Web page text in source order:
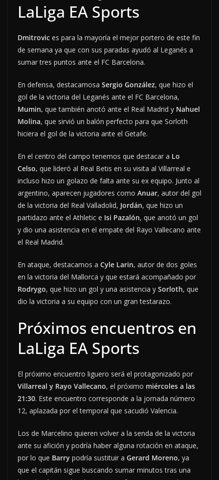
LaLiga EA Sports
Dmitrovic es para la mayoría el mejor portero de este fin
de semana ya que con sus paradas ayudó al Leganés a
sumar tres puntos ante el FC Barcelona.
En defensa, destacamosa Sergio González, que hizo el
gol de la victoria del Leganés ante el FC Barcelona,
Mumin, que también anotó ante el Real Madrid y Nahuel
Molina, que sirvió un balón perfecto para que Sorloth
hiciera el gol de la victoria ante el Getafe.
En el centro del campo tenemos que destacar a Lo
Celso, que lideró al Real Betis en su visita al Villarreal e
incluso hizo un golazo de falta ante su ex equipo. Junto al
argentino, aparecen jugadores como Anuar, autor del gol
de la victoria del Real Valladolid, Jordán, que hizo un
partidazo ante el Athletic e Isi Pazalón, que anotó un gol
y dio una asistencia en el empate del Rayo Vallecano ante
el Real Madrid.
En ataque, destacamos a Cyle Larin, autor de dos goles
en la victoria del Mallorca y que estará acompañado por
Rodrygo, que hizo un gol y una asistencia y Sorloth, que
dio la victoria a su equipo con un gran testarazo.
Próximos encuentros en
LaLiga EA Sports
El próximo encuentro liguero será el protagonizado por
Villarreal y Rayo Vallecano, el próximo miércoles a las
21:30. Este encuentro corresponde a la jornada número
12, aplazada por el temporal que sacudió Valencia.
Los de Marcelino quieren volver a la senda de la victoria
ante su afición y podría haber alguna rotación en ataque,
por lo que Barry podría sustituir a Gerard Moreno, ya
que el capitán sigue buscando sumar minutos tras una